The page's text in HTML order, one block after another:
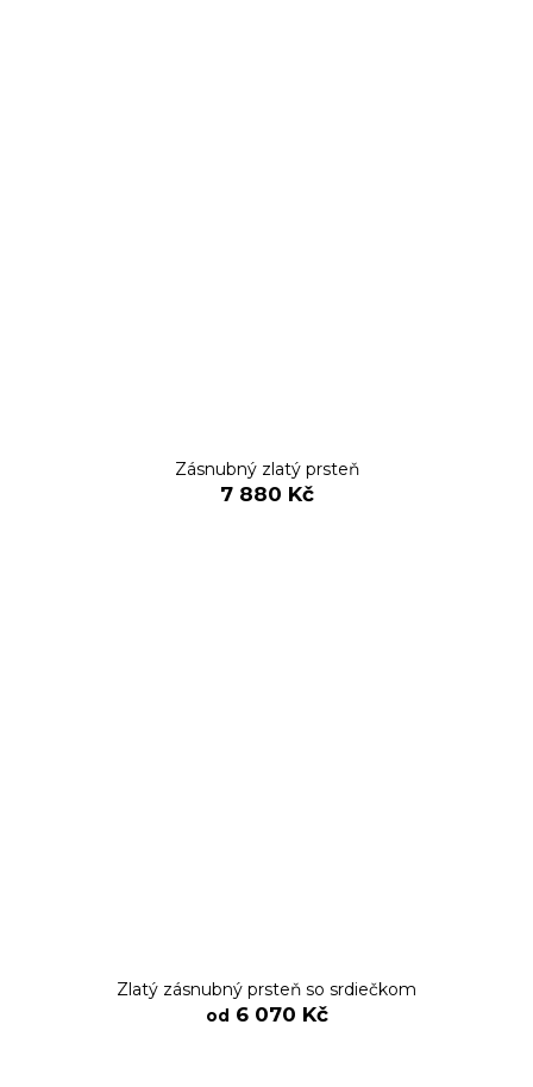
Zásnubný zlatý prsteň
7 880 Kč
Zlatý zásnubný prsteň so srdiečkom
od 6 070 Kč